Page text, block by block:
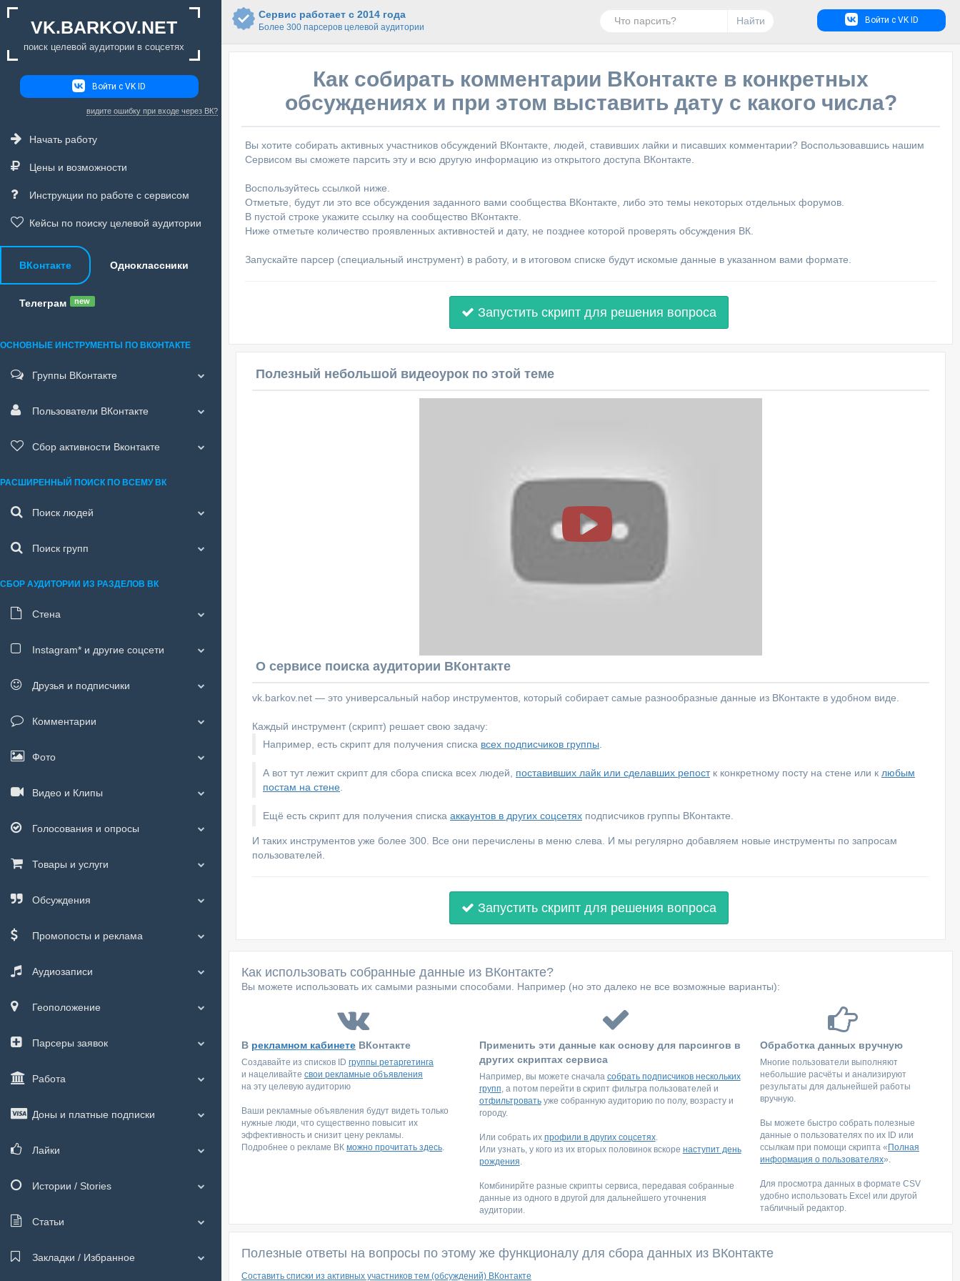
Сервис работает с 2014 года
Более 300 парсеров целевой аудитории
Войти с VK ID
Найти
Как собирать комментарии ВКонтакте в конкретных
обсуждениях и при этом выставить дату с какого числа?
Вы хотите собирать активных участников обсуждений ВКонтакте, людей, ставивших лайки и писавших комментарии? Воспользовавшись нашим
Сервисом вы сможете парсить эту и всю другую информацию из открытого доступа ВКонтакте.
Воспользуйтесь ссылкой ниже.
Отметьте, будут ли это все обсуждения заданного вами сообщества ВКонтакте, либо это темы некоторых отдельных форумов.
В пустой строке укажите ссылку на сообщество ВКонтакте.
Ниже отметьте количество проявленных активностей и дату, не позднее которой проверять обсуждения ВК.
Запускайте парсер (специальный инструмент) в работу, и в итоговом списке будут искомые данные в указанном вами формате.
Запустить скрипт для решения вопроса
Полезный небольшой видеоурок по этой теме
О сервисе поиска аудитории ВКонтакте
vk.barkov.net — это универсальный набор инструментов, который собирает самые разнообразные данные из ВКонтакте в удобном виде.
Каждый инструмент (скрипт) решает свою задачу:
Например, есть скрипт для получения списка всех подписчиков группы
А вот тут лежит скрипт для сбора списка всех людей, поставивших лайк или сделавших репостк конкретному посту на стене или к любым
постам на стене
Ещё есть скрипт для получения списка аккаунтов в других соцсетях подписчиков группы ВКонтакте.
И таких инструментов уже более 300. Все они перечислены в меню слева. И мы регулярно добавляем новые инструменты по запросам
пользователей.
Запустить скрипт для решения вопроса
Как использовать собранные данные из ВКонтакте?
Вы можете использовать их самыми разными способами. Например (но это далеко не все возможные варианты):
В рекламном кабинете ВКонтакте
Создавайте из списков ID группы ретаргетинга
и нацеливайте свои рекламные объявления
на эту целевую аудиторию
Ваши рекламные объявления будут видеть только
нужные люди, что существенно повысит их
эффективность и снизит цену рекламы.
Подробнее о рекламе ВК можно прочитать здесь.
Применить эти данные как основу для парсингов в
других скриптах сервиса
Например, вы можете сначала собрать подписчиков нескольких
групп, а потом перейти в скрипт фильтра пользователей и
отфильтроватьуже собранную аудиторию по полу, возрасту и
городу.
Или собрать их профили в других соцсетях.
Или узнать, у кого из их вторых половинок вскоре наступит день
рождения.
Комбинирйте разные скрипты сервиса, передавая собранные
данные из одного в другой для дальнейшего уточнения
аудитории.
Обработка данных вручную
Многие пользователи выполняют
небольшие расчёты и анализируют
результаты для дальнейшей работы
вручную.
Вы можете быстро собрать полезные
данные о пользователях по их ID или
ссылкам при помощи скрипта « Полная
информация о пользователях».
Для просмотра данных в формате CSV
удобно использовать Excel или другой
табличный редактор.
Полезные ответы на вопросы по этому же функционалу для сбора данных из ВКонтакте
Составить списки из активных участников тем (обсуждений) ВКонтакте
VK.BARKOV.NET
поиск целевой аудитории в соцсетях
Войти с VK ID
видите ошибку при входе через ВК?
Начать работу
Цены и возможности
Инструкции по работе с сервисом
Кейсы по поиску целевой аудитории
ВКонтакте Одноклассники
Телеграм new
ОСНОВНЫЕ ИНСТРУМЕНТЫ ПО ВКОНТАКТЕ
Группы ВКонтакте
Пользователи ВКонтакте
Сбор активности Вконтакте
РАСШИРЕННЫЙ ПОИСК ПО ВСЕМУ ВК
Поиск людей
Поиск групп
СБОР АУДИТОРИИ ИЗ РАЗДЕЛОВ ВК
Стена
Instagram* и другие соцсети
Друзья и подписчики
Комментарии
Фото
Видео и Клипы
Голосования и опросы
Товары и услуги
Обсуждения
Промопосты и реклама
Аудиозаписи
Геоположение
Парсеры заявок
Работа
Доны и платные подписки
Лайки
Истории / Stories
Статьи
Закладки / Избранное